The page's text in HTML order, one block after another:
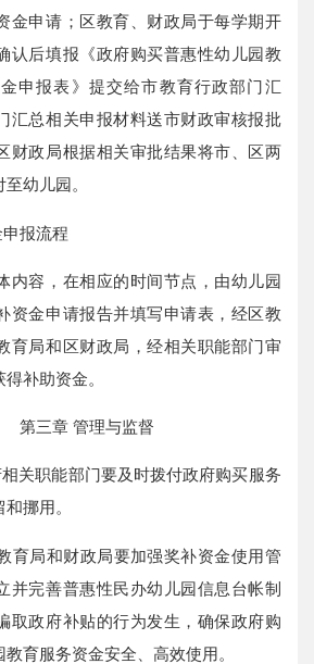
金申请；区教育、财政局于每学期开
认后填报《政府购买普惠性幼儿园教
申报表》提交给市教育行政部门汇
汇总相关申报材料送市财政审核报批
财政局根据相关审批结果将市、区两
幼儿园。
报流程
容，在相应的时间节点，由幼儿园
资金申请报告并填写申请表，经区教
育局和区财政局，经相关职能部门审
补助资金。
三章 管理与监督
关职能部门要及时拨付政府购买服务
挪用。
育局和财政局要加强奖补资金使用管
并完善普惠性民办幼儿园信息台帐制
取政府补贴的行为发生，确保政府购
育服务资金安全、高效使用。